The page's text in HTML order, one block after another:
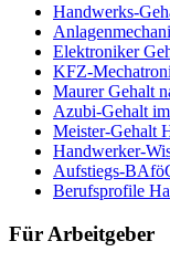
Handwerks-
Elektroniker
KFZ-
Maurer Gehalt
Azubi-Gehalt
Meister-Gehalt
Handwerker-
Aufstiegs-
Berufsprofile
Für Arbeitgeber